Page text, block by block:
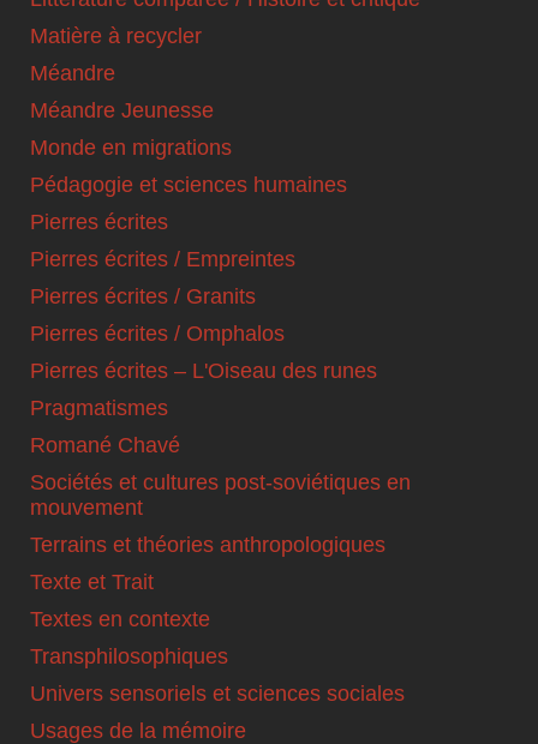
Matière à recycler
Méandre
Méandre Jeunesse
Monde en migrations
Pédagogie et sciences humaines
Pierres écrites
Pierres écrites / Empreintes
Pierres écrites / Granits
Pierres écrites / Omphalos
Pierres écrites – L'Oiseau des runes
Pragmatismes
Romané Chavé
Sociétés et cultures post-soviétiques en
mouvement
Terrains et théories anthropologiques
Texte et Trait
Textes en contexte
Transphilosophiques
Univers sensoriels et sciences sociales
Usages de la mémoire